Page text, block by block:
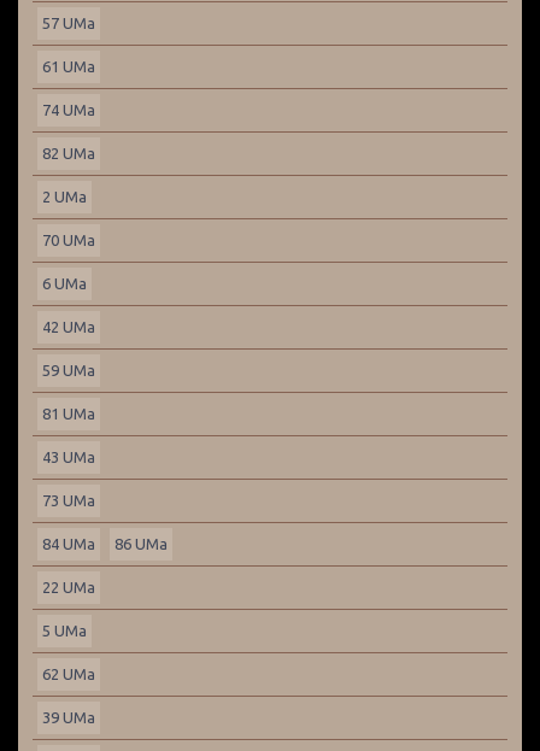
57 UMa
61 UMa
74 UMa
82 UMa
2 UMa
70 UMa
6 UMa
42 UMa
59 UMa
81 UMa
43 UMa
73 UMa
84 UMa 86 UMa
22 UMa
5 UMa
62 UMa
39 UMa